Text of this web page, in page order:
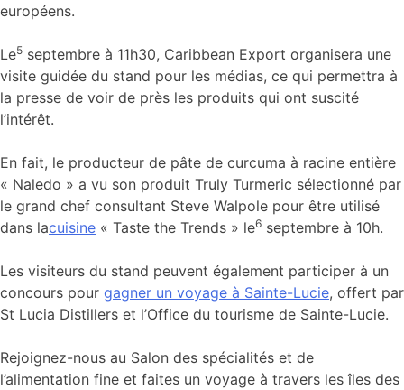
européens.
Le5 septembre à 11h30, Caribbean Export organisera une
visite guidée du stand pour les médias, ce qui permettra à
la presse de voir de près les produits qui ont suscité
l’intérêt.
En fait, le producteur de pâte de curcuma à racine entière
« Naledo » a vu son produit Truly Turmeric sélectionné par
le grand chef consultant Steve Walpole pour être utilisé
dans lacuisine « Taste the Trends » le6 septembre à 10h.
Les visiteurs du stand peuvent également participer à un
concours pour gagner un voyage à Sainte-Lucie, offert par
St Lucia Distillers et l’Office du tourisme de Sainte-Lucie.
Rejoignez-nous au Salon des spécialités et de
l’alimentation fine et faites un voyage à travers les îles des